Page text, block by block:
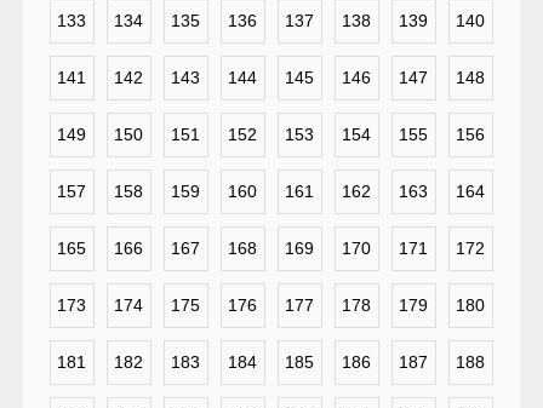
133 134 135 136 137 138 139 140
141 142 143 144 145 146 147 148
149 150 151 152 153 154 155 156
157 158 159 160 161 162 163 164
165 166 167 168 169 170 171 172
173 174 175 176 177 178 179 180
181 182 183 184 185 186 187 188